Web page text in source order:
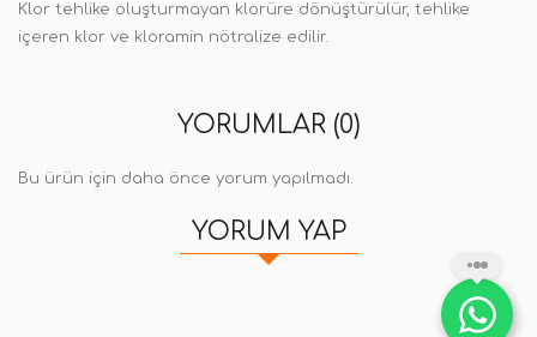
Klor tehlike oluşturmayan klorüre dönüştürülür, tehlike
içeren klor ve kloramin nötralize edilir.
YORUMLAR (0)
Bu ürün için daha önce yorum yapılmadı.
YORUM YAP